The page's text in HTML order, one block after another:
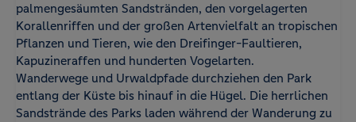
palmengesäumten Sandstränden, den vorgelagerten
Korallenriffen und der großen Artenvielfalt an tropischen
Pflanzen und Tieren, wie den Dreifinger-Faultieren,
Kapuzineraffen und hunderten Vogelarten.
Wanderwege und Urwaldpfade durchziehen den Park
entlang der Küste bis hinauf in die Hügel. Die herrlichen
Sandstrände des Parks laden während der Wanderung zu